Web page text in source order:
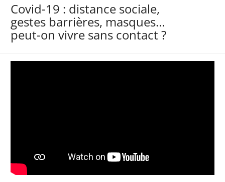
Covid-19 : distance sociale,
gestes barrières, masques…
peut-on vivre sans contact ?